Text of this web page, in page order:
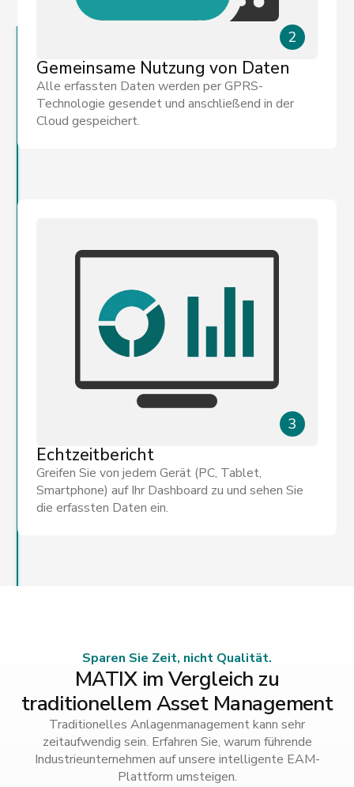
2
Gemeinsame Nutzung von Daten
Alle erfassten Daten werden per GPRS-
Technologie gesendet und anschließend in der
Cloud gespeichert.
3
Echtzeitbericht
Greifen Sie von jedem Gerät (PC, Tablet,
Smartphone) auf Ihr Dashboard zu und sehen Sie
die erfassten Daten ein.
Sparen Sie Zeit, nicht Qualität.
MATIX im Vergleich zu
traditionellem Asset Management
Traditionelles Anlagenmanagement kann sehr
zeitaufwendig sein. Erfahren Sie, warum führende
Industrieunternehmen auf unsere intelligente EAM-
Plattform umsteigen.